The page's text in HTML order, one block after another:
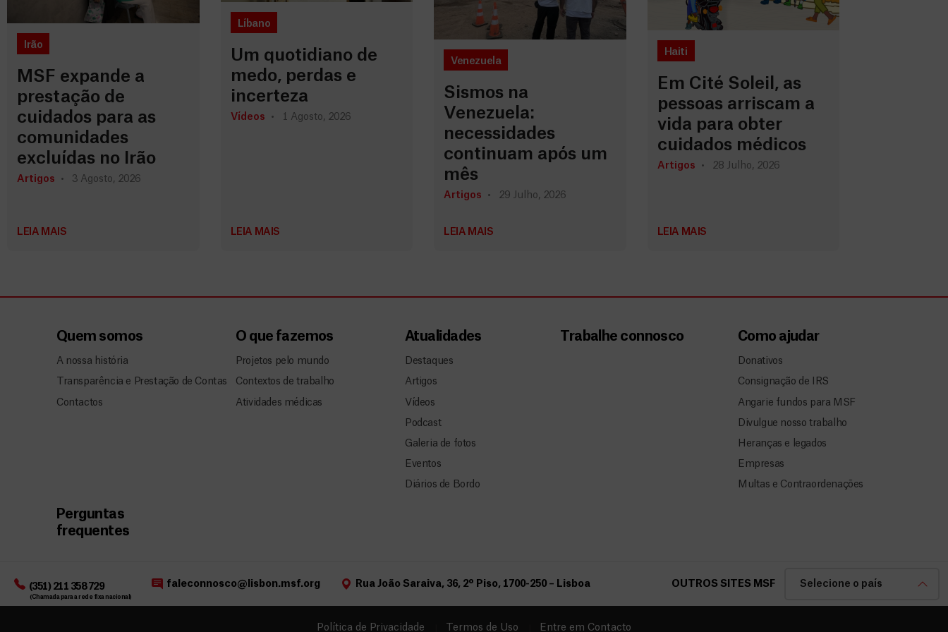
Irão
MSF expande a
prestação de
cuidados para as
comunidades
excluídas no Irão
Artigos 3 Agosto, 2026
LEIA MAIS
Líbano
Um quotidiano de
medo, perdas e
incerteza
Vídeos 1 Agosto, 2026
LEIA MAIS
Venezuela
Sismos na
Venezuela:
necessidades
continuam após um
mês
Artigos 29 Julho, 2026
LEIA MAIS
Haiti
Em Cité Soleil, as
pessoas arriscam a
vida para obter
cuidados médicos
Artigos 28 Julho, 2026
LEIA MAIS
Quem somos
A nossa história
Transparência e Prestação de Contas
Contactos
O que fazemos
Projetos pelo mundo
Contextos de trabalho
Atividades médicas
Atualidades
Destaques
Artigos
Vídeos
Podcast
Galeria de fotos
Eventos
Diários de Bordo
Trabalhe connosco Como ajudar
Donativos
Consignação de IRS
Angarie fundos para MSF
Divulgue nosso trabalho
Heranças e legados
Empresas
Multas e Contraordenações
Perguntas
frequentes
(351) 211 358 729
(Chamada para a rede fixa nacional)
faleconnosco@lisbon.msf.org Rua João Saraiva, 36, 2º Piso, 1700-250 – Lisboa OUTROS SITES MSF Selecione o país
Política de Privacidade Termos de Uso Entre em Contacto